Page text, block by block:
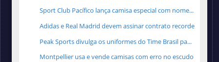
Sport Club Pacífico lança camisa especial com nome...
Adidas e Real Madrid devem assinar contrato recorde
Peak Sports divulga os uniformes do Time Brasil pa...
Montpellier usa e vende camisas com erro no escudo